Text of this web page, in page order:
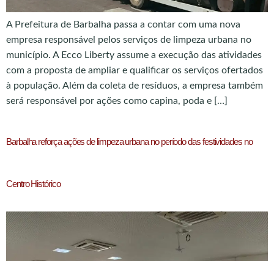
A Prefeitura de Barbalha passa a contar com uma nova
empresa responsável pelos serviços de limpeza urbana no
município. A Ecco Liberty assume a execução das atividades
com a proposta de ampliar e qualificar os serviços ofertados
à população. Além da coleta de resíduos, a empresa também
será responsável por ações como capina, poda e […]
Barbalha reforça ações de limpeza urbana no período das festividades no
Centro Histórico